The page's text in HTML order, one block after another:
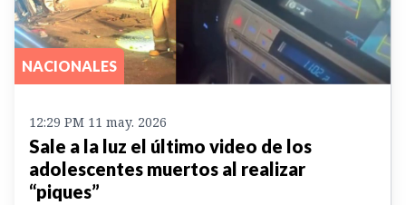
NACIONALES
12:29 PM 11 may. 2026
Sale a la luz el último video de los
adolescentes muertos al realizar
“piques”